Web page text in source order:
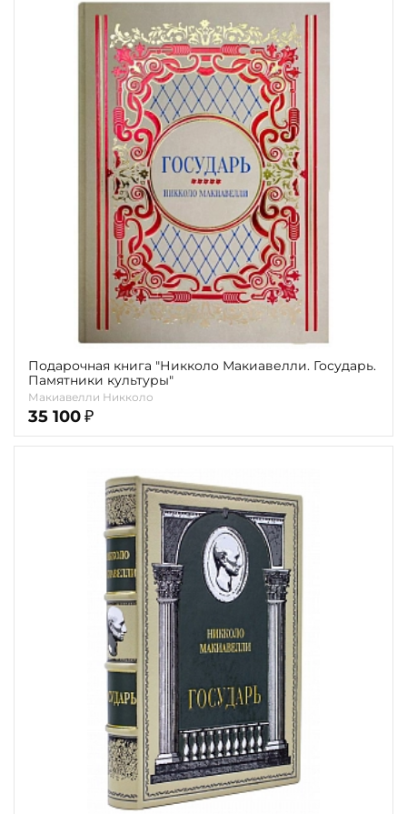
Подарочная книга "Никколо Макиавелли. Государь.
Памятники культуры"
Макиавелли Никколо
35 100 ₽